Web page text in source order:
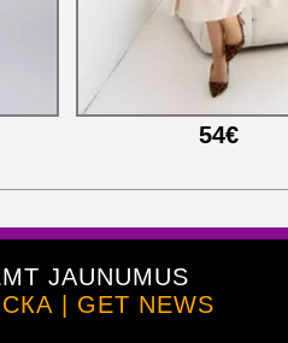
54€
JAUNUMUS
| GET NEWS